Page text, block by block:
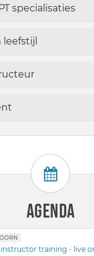
specialisaties
AGENDA
training - live